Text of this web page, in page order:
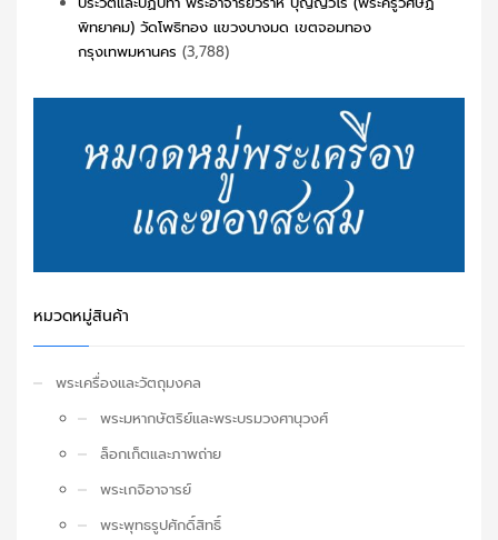
พิทยาคม) วัดโพธิทอง แขวงบางมด เขตจอมทอง
กรุงเทพมหานคร (3,788)
หมวดหมู่สินค้า
พระเครื่องและวัตถุมงคล
พระมหากษัตริย์และพระบรมวงศานุวงศ์
ล็อกเก็ตและภาพถ่าย
พระเกจิอาจารย์
พระพุทธรูปศักดิ์สิทธิ์